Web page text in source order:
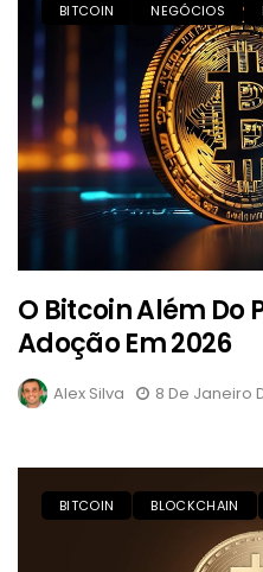
BITCOIN NEGÓCIOS
O Bitcoin Além Do
Adoção Em 2026
Alex Silva 8 De Janeiro
BITCOIN BLOCKCHAIN